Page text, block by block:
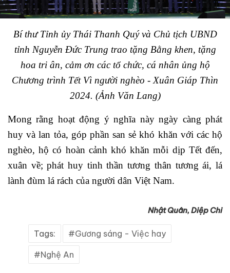
Bí thư Tỉnh ủy Thái Thanh Quý và Chủ tịch UBND
tỉnh Nguyễn Đức Trung trao tặng Bằng khen, tặng
hoa tri ân, cảm ơn các tổ chức, cá nhân ủng hộ
Chương trình Tết Vì người nghèo - Xuân Giáp Thìn
2024. (Ảnh Văn Lang)
Mong rằng hoạt động ý nghĩa này ngày càng phát
huy và lan tỏa, góp phần san sẻ khó khăn với các hộ
nghèo, hộ có hoàn cảnh khó khăn mỗi dịp Tết đến,
xuân về; phát huy tinh thần tương thân tương ái, lá
lành đùm lá rách của người dân Việt Nam.
Nhật Quân, Diệp Chi
Tags: Gương sáng - Việc hay
Nghệ An